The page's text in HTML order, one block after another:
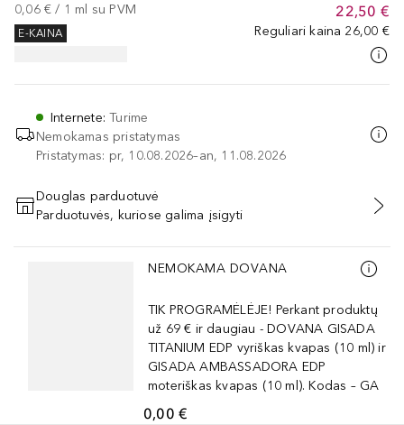
22,50 €
Reguliari kaina 26,00 €
0,06 € / 1 ml su PVM
E-KAINA
Internete:Turime
Nemokamas pristatymas
Pristatymas: pr, 10.08.2026–an, 11.08.2026
PRIDĖTI Į KREPŠELĮ
Douglas parduotuvė
Parduotuvės, kuriose galima įsigyti
Praleisti slankiklį
NEMOKAMA DOVANA
TIK PROGRAMĖLĖJE! Perkant produktų
už 69 € ir daugiau - DOVANA GISADA
TITANIUM EDP vyriškas kvapas (10 ml) ir
GISADA AMBASSADORA EDP
moteriškas kvapas (10 ml). Kodas – GA
0,00 €